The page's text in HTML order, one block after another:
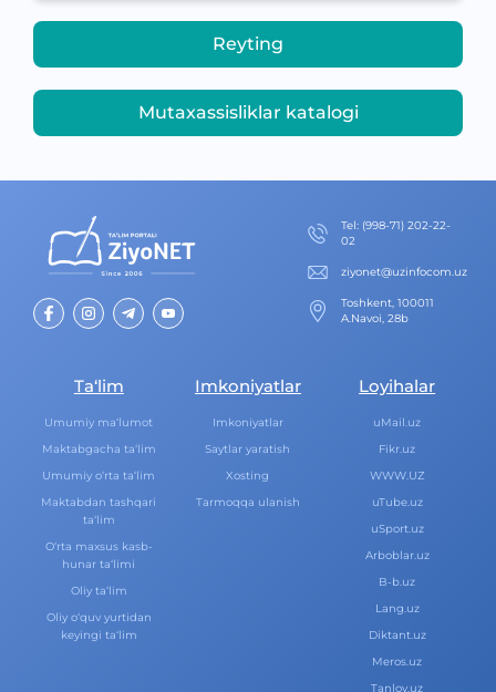
Reyting
Mutaxassisliklar katalogi
Теl: (998-71) 202-22-
02
ziyonet@uzinfocom.uz
Toshkent, 100011
A.Navoi, 28b
Ta‘lim
Umumiy ma‘lumot
Maktabgacha ta‘lim
Umumiy o‘rta ta‘lim
Maktabdan tashqari
ta‘lim
O‘rta maxsus kasb-
hunar ta‘limi
Oliy ta‘lim
Oliy o‘quv yurtidan
keyingi ta‘lim
Imkoniyatlar
Imkoniyatlar
Saytlar yaratish
Xosting
Tarmoqqa ulanish
Loyihalar
uMail.uz
Fikr.uz
WWW.UZ
uTube.uz
uSport.uz
Arboblar.uz
B-b.uz
Lang.uz
Diktant.uz
Meros.uz
Tanlov.uz